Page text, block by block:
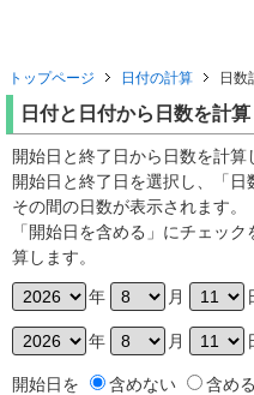
トップページ 日付の計算 日数
日付と日付から日数を計算
開始日と終了日から日数を計算
開始日と終了日を選択し、「
その間の日数が表示されます。
「開始日を含める」にチェッ
算します。
年 月
年 月
開始日を 含めない 含める